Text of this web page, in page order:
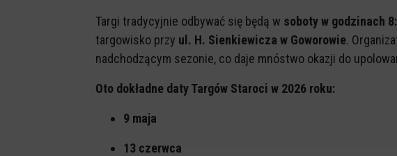
Targi tradycyjnie odbywać się będą w soboty w godzinach
targowisko przy ul. H. Sienkiewicza w Goworowie.
nadchodzącym sezonie, co daje mnóstwo okazji do
Oto dokładne daty Targów Staroci w 2026 roku:
9 maja
13 czerwca